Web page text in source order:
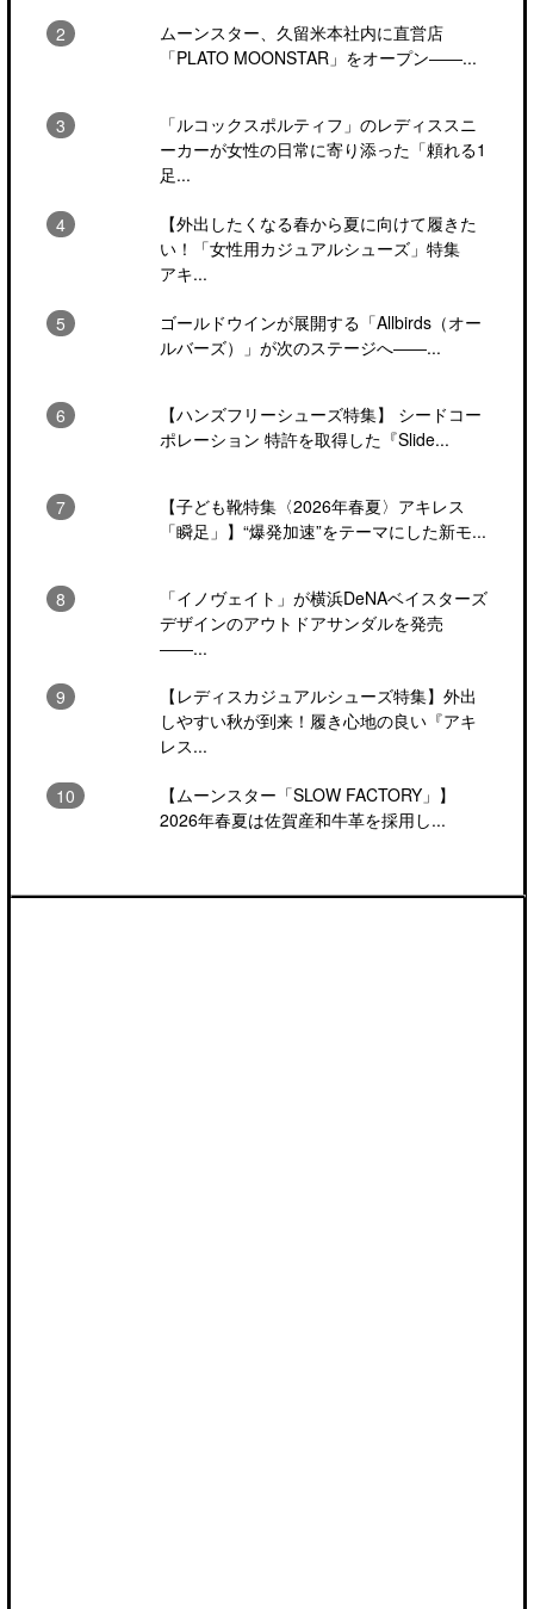
ムーンスター、久留米本社内に直営店
「PLATO MOONSTAR」をオープン――...
「ルコックスポルティフ」のレディススニ
ーカーが女性の日常に寄り添った「頼れる1
足...
【外出したくなる春から夏に向けて履きた
い！「女性用カジュアルシューズ」特集
アキ...
ゴールドウインが展開する「Allbirds（オー
ルバーズ）」が次のステージへ――...
【ハンズフリーシューズ特集】 シードコー
ポレーション 特許を取得した『Slide...
【子ども靴特集〈2026年春夏〉アキレス
「瞬足」】“爆発加速”をテーマにした新モ...
「イノヴェイト」が横浜DeNAベイスターズ
デザインのアウトドアサンダルを発売
――...
【レディスカジュアルシューズ特集】外出
しやすい秋が到来！履き心地の良い『アキ
レス...
【ムーンスター「SLOW FACTORY」】
2026年春夏は佐賀産和牛革を採用し...